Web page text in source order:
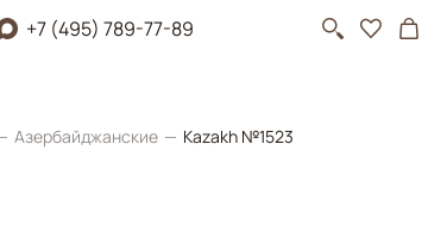
+7 (495) 789-77-89
Азербайджанские Kazakh №1523